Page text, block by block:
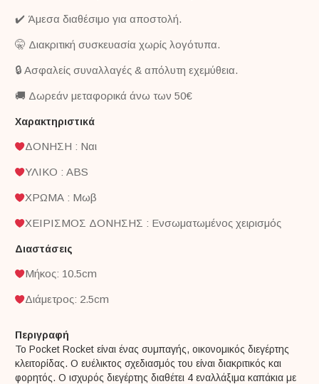
✔️ Άμεσα διαθέσιμο για αποστολή.
🤫 Διακριτική συσκευασία χωρίς λογότυπα.
🔒 Ασφαλείς συναλλαγές & απόλυτη εχεμύθεια.
🚚 Δωρεάν μεταφορικά άνω των 50€
Χαρακτηριστικά
ΔΟΝΗΣΗ : Ναι
ΥΛΙΚΟ : ABS
ΧΡΩΜΑ : Μωβ
ΧΕΙΡΙΣΜΟΣ ΔΟΝΗΣΗΣ : Ενσωματωμένος χειρισμός
Διαστάσεις
Μήκος: 10.5cm
Διάμετρος: 2.5cm
Περιγραφή
Το Pocket Rocket είναι ένας συμπαγής, οικονομικός διεγέρτης
κλειτορίδας. Ο ευέλικτος σχεδιασμός του είναι διακριτικός και
φορητός. Ο ισχυρός διεγέρτης διαθέτει 4 εναλλάξιμα καπάκια με